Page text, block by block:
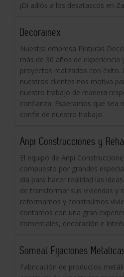
¡Di adiós a los desatascos en
Decorainex
Nuestra empresa Pinturas
más de 30 años de experiencia
proyectos realizados con éxito.
nuestros clientes nos motiva
nuestro trabajo de manera
confianza. Esperamos que sea
confíe de nuestro trabajo.
Anpi Construcciones y
El equipo de Anpi
compuesto por grandes
día para hacer realidad las
de transformar sus viviendas y
reformamos y construimos
contamos con una gran
comerciales, decoración e
Someal Fijaciones
Fabricación de productos